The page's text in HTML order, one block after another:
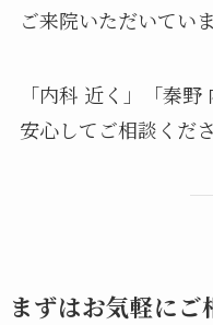
ご来院いただいていま
「内科 近く」「秦野
安心してご相談くださ
まずはお気軽にご